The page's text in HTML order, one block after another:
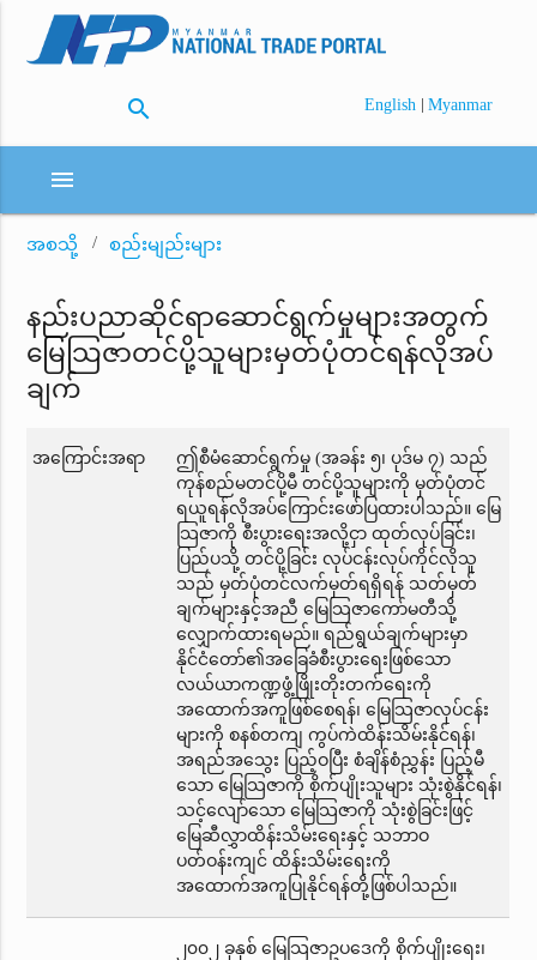
search English | Myanmar
menu
အစသို့ စည်းမျည်းများ
နည်းပညာဆိုင်ရာဆောင်ရွက်မှုများအတွက်
မြေသြဇာတင်ပို့သူများမှတ်ပုံတင်ရန်လိုအပ်
ချက်
အကြောင်းအရာ
ဤစီမံဆောင်ရွက်မှု (အခန်း ၅၊ ပုဒ်မ ၇) သည်
ကုန်စည်မတင်ပို့မီ တင်ပို့သူများကို မှတ်ပုံတင်
ရယူရန်လိုအပ်ကြောင်းဖော်ပြထားပါသည်။ မြေ
သြဇာကို စီးပွားရေးအလို့ငှာ ထုတ်လုပ်ခြင်း၊
ပြည်ပသို့ တင်ပို့ခြင်း လုပ်ငန်းလုပ်ကိုင်လိုသူ
သည် မှတ်ပုံတင်လက်မှတ်ရရှိရန် သတ်မှတ်
ချက်များနှင့်အညီ မြေသြဇာကော်မတီသို့
လျှောက်ထားရမည်။ ရည်ရွယ်ချက်များမှာ
နိုင်ငံတော်၏အခြေခံစီးပွားရေးဖြစ်သော
လယ်ယာကဏ္ဍဖွံ့ဖြိုးတိုးတက်ရေးကို
အထောက်အကူဖြစ်စေရန်၊ မြေသြဇာလုပ်ငန်း
များကို စနစ်တကျ ကွပ်ကဲထိန်းသိမ်းနိုင်ရန်၊
အရည်အသွေး ပြည့်ဝပြီး စံချိန်စံညွှန်း ပြည့်မီ
သော မြေသြဇာကို စိုက်ပျိုးသူများ သုံးစွဲနိုင်ရန်၊
သင့်လျော်သော မြေသြဇာကို သုံးစွဲခြင်းဖြင့်
မြေဆီလွှာထိန်းသိမ်းရေးနှင့် သဘာဝ
ပတ်ဝန်းကျင် ထိန်းသိမ်းရေးကို
အထောက်အကူပြုနိုင်ရန်တို့ဖြစ်ပါသည်။
၂၀၀၂ ခုနှစ် မြေသြဇာဥပဒေကို စိုက်ပျိုးရေး၊